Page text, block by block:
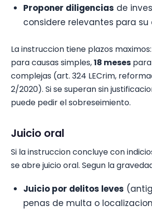
Proponer diligencias de
considere relevantes para su
La instruccion tiene plazos maximos:
para causas simples,18 meses
complejas (art. 324 LECrim,
2/2020). Si se superan sin
puede pedir el sobreseimiento.
Juicio oral
Si la instruccion concluye con
se abre juicio oral. Segun la
Juicio por delitos leves
penas de multa o localizacion